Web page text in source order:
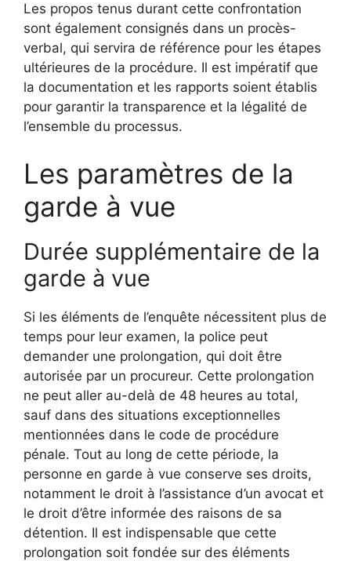
Les propos tenus durant cette confrontation
sont également consignés dans un procès-
verbal, qui servira de référence pour les étapes
ultérieures de la procédure. Il est impératif que
la documentation et les rapports soient établis
pour garantir la transparence et la légalité de
l’ensemble du processus.
Les paramètres de la
garde à vue
Durée supplémentaire de la
garde à vue
Si les éléments de l’enquête nécessitent plus de
temps pour leur examen, la police peut
demander une prolongation, qui doit être
autorisée par un procureur. Cette prolongation
ne peut aller au-delà de 48 heures au total,
sauf dans des situations exceptionnelles
mentionnées dans le code de procédure
pénale. Tout au long de cette période, la
personne en garde à vue conserve ses droits,
notamment le droit à l’assistance d’un avocat et
le droit d’être informée des raisons de sa
détention. Il est indispensable que cette
prolongation soit fondée sur des éléments